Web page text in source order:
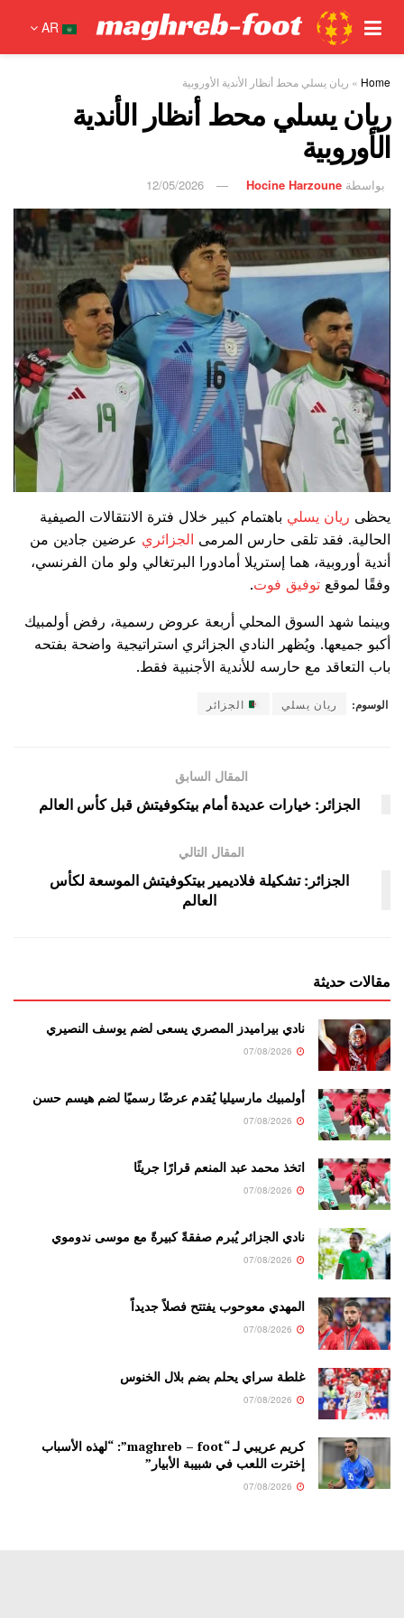
AR
Home
» ريان يسلي محط أنظار الأندية الأوروبية
ريان يسلي محط أنظار الأندية
الأوروبية
بواسطة Hocine Harzoune
12/05/2026
يحظى ريان يسلي باهتمام كبير خلال فترة الانتقالات الصيفية
الحالية. فقد تلقى حارس المرمى الجزائري عرضين جادين من
أندية أوروبية، هما إستريلا أمادورا البرتغالي ولو مان الفرنسي،
وفقًا لموقع توفيق فوت.
وبينما شهد السوق المحلي أربعة عروض رسمية، رفض أولمبيك
أكبو جميعها. ويُظهر النادي الجزائري استراتيجية واضحة بفتحه
باب التعاقد مع حارسه للأندية الأجنبية فقط.
الوسوم: ريان يسلي الجزائر
المقال السابق
الجزائر: خيارات عديدة أمام بيتكوفيتش قبل كأس العالم
المقال التالي
الجزائر: تشكيلة فلاديمير بيتكوفيتش الموسعة لكأس
العالم
مقالات حديثة
نادي بيراميدز المصري يسعى لضم يوسف النصيري
أولمبيك مارسيليا يُقدم عرضًا رسميًا لضم هيسم حسن
اتخذ محمد عبد المنعم قرارًا جريئًا
نادي الجزائر يُبرم صفقةً كبيرةً مع موسى ندوموي
المهدي معوحوب يفتتح فصلاً جديداً
غلطة سراي يحلم بضم بلال الخنوس
كريم عريبي لـ “maghreb – foot”: “لهذه الأسباب
إخترت اللعب في شبيبة الأبيار”